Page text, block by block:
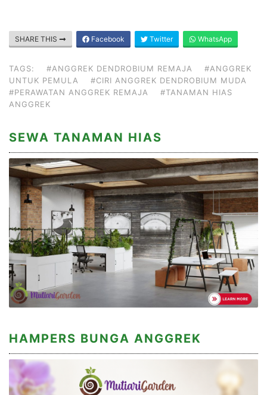
SHARE THIS Facebook Twitter WhatsApp
TAGS: #ANGGREK DENDROBIUM REMAJA
#ANGGREK
UNTUK PEMULA
#CIRI ANGGREK DENDROBIUM MUDA
#PERAWATAN ANGGREK REMAJA
#TANAMAN HIAS
ANGGREK
SEWA TANAMAN HIAS
HAMPERS BUNGA ANGGREK